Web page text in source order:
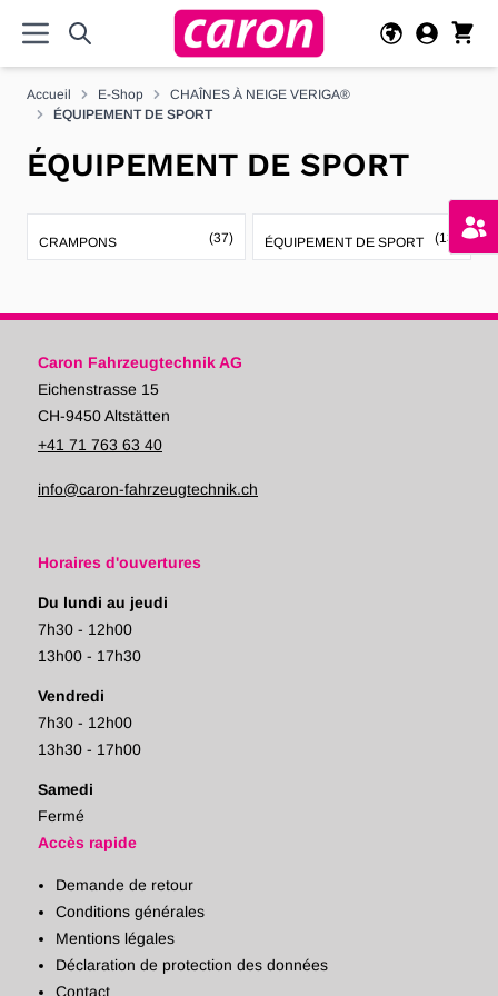
Accueil E-Shop
CHAÎNES À NEIGE VERIGA®
ÉQUIPEMENT DE SPORT
ÉQUIPEMENT DE SPORT
CRAMPONS (37) ÉQUIPEMENT DE SPORT (13)
Caron Fahrzeugtechnik AG
Eichenstrasse 15
CH-9450 Altstätten
+41 71 763 63 40
info@caron-fahrzeugtechnik.ch
Horaires d'ouvertures
Du lundi au jeudi
7h30 - 12h00
13h00 - 17h30
Vendredi
7h30 - 12h00
13h30 - 17h00
Samedi
Fermé
Accès rapide
Demande de retour
Conditions générales
Mentions légales
Déclaration de protection des données
Contact